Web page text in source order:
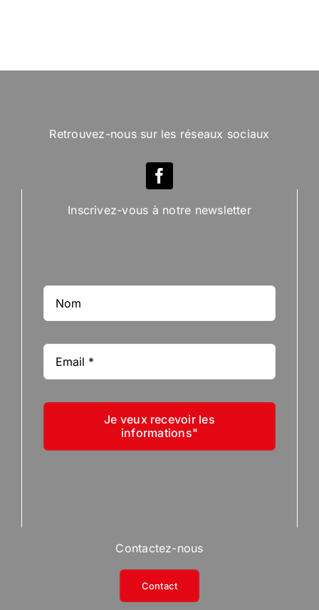
Retrouvez-nous sur les réseaux sociaux
Inscrivez-vous à notre newsletter
Je veux recevoir les
informations"
Contactez-nous
Contact